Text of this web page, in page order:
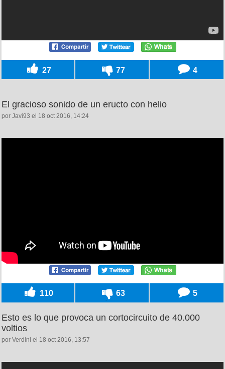
27 77 4
El gracioso sonido de un eructo con helio
por Javi93 el 18 oct 2016, 14:24
110 63 5
Esto es lo que provoca un cortocircuito de 40.000
voltios
por Verdini el 18 oct 2016, 13:57